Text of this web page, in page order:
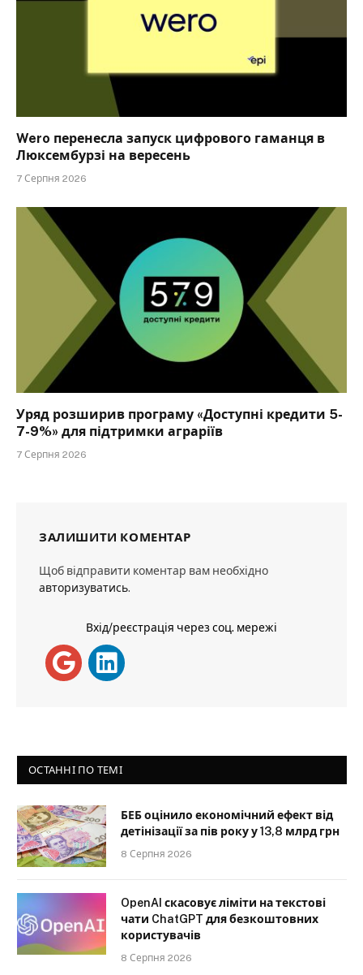
Wero перенесла запуск цифрового гаманця в
Люксембурзі на вересень
7 Серпня 2026
Уряд розширив програму «Доступні кредити 5-
7-9%» для підтримки аграріїв
7 Серпня 2026
ЗАЛИШИТИ КОМЕНТАР
Щоб відправити коментар вам необхідно
авторизуватись.
Вхід/реєстрація через соц. мережі
ОСТАННІ ПО ТЕМІ
БЕБ оцінило економічний ефект від
детінізації за пів року у 13,8 млрд грн
8 Серпня 2026
OpenAI скасовує ліміти на текстові
чати ChatGPT для безкоштовних
користувачів
8 Серпня 2026